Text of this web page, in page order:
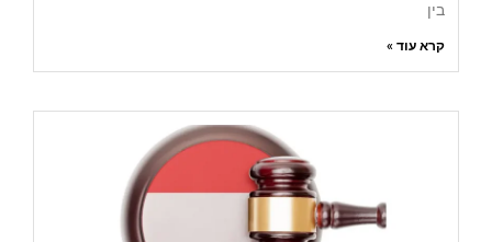
בין
קרא עוד »